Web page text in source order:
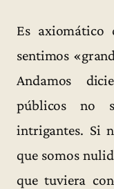
Es
sentimos
Andamos
públicos no
intrigantes. Si
que somos
que tuviera